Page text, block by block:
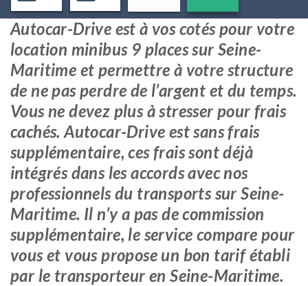
Autocar-Drive est à vos cotés pour votre
location minibus 9 places sur Seine-
Maritime et permettre à votre structure
de ne pas perdre de l’argent et du temps.
Vous ne devez plus à stresser pour frais
cachés. Autocar-Drive est sans frais
supplémentaire, ces frais sont déjà
intégrés dans les accords avec nos
professionnels du transports sur Seine-
Maritime. Il n’y a pas de commission
supplémentaire, le service compare pour
vous et vous propose un bon tarif établi
par le transporteur en Seine-Maritime.